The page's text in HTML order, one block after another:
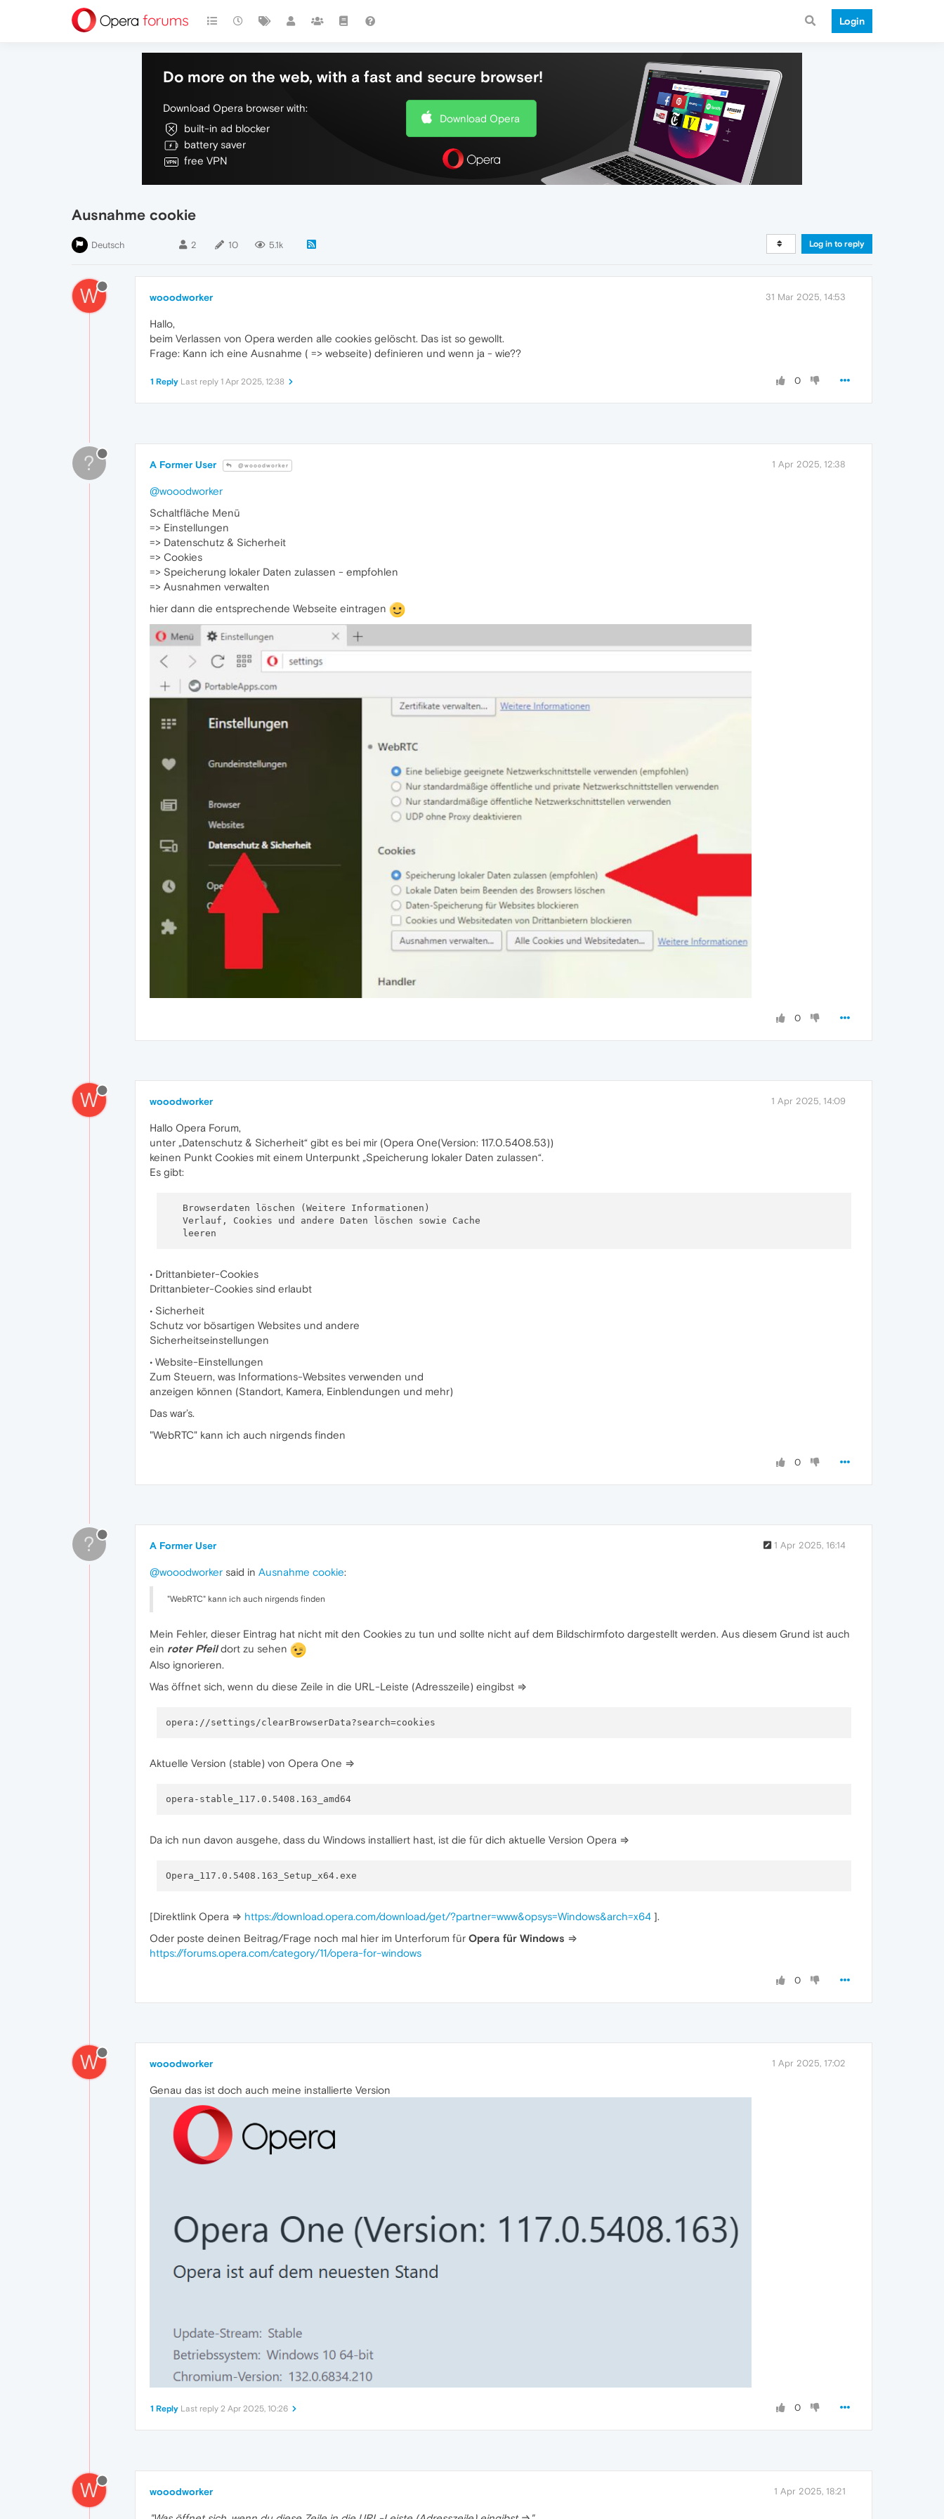
Login
Do more on the web, with a fast and secure browser!
Download Opera browser with:
built-in ad blocker
battery saver
free VPN
Download Opera
Ausnahme cookie
Deutsch 2 10 5.1k Log in to reply
W wooodworker 31 Mar 2025, 14:53
Hallo,
beim Verlassen von Opera werden alle cookies gelöscht. Das ist so gewollt.
Frage: Kann ich eine Ausnahme ( => webseite) definieren und wenn ja - wie??
0
1 Reply Last reply 1 Apr 2025, 12:38
? A Former User @wooodworker 1 Apr 2025, 12:38
@wooodworker
Schaltfläche Menü
=> Einstellungen
=> Datenschutz & Sicherheit
=> Cookies
=> Speicherung lokaler Daten zulassen - empfohlen
=> Ausnahmen verwalten
hier dann die entsprechende Webseite eintragen
0
W wooodworker 1 Apr 2025, 14:09
Hallo Opera Forum,
unter „Datenschutz & Sicherheit“ gibt es bei mir (Opera One(Version: 117.0.5408.53))
keinen Punkt Cookies mit einem Unterpunkt „Speicherung lokaler Daten zulassen“.
Es gibt:
   Browserdaten löschen (Weitere Informationen)
   Verlauf, Cookies und andere Daten löschen sowie Cache
• Drittanbieter-Cookies
Drittanbieter-Cookies sind erlaubt
• Sicherheit
Schutz vor bösartigen Websites und andere
Sicherheitseinstellungen
• Website-Einstellungen
Zum Steuern, was Informations-Websites verwenden und
anzeigen können (Standort, Kamera, Einblendungen und mehr)
Das war’s.
"WebRTC" kann ich auch nirgends finden
0
? A Former User 1 Apr 2025, 16:14
@wooodworker said in Ausnahme cookie:
"WebRTC" kann ich auch nirgends finden
Mein Fehler, dieser Eintrag hat nicht mit den Cookies zu tun und sollte nicht auf dem Bildschirmfoto dargestellt werden. Aus diesem Grund ist auch
ein roter Pfeildort zu sehen
Also ignorieren.
Was öffnet sich, wenn du diese Zeile in die URL-Leiste (Adresszeile) eingibst ⇒
Aktuelle Version (stable) von Opera One ⇒
opera-stable_117.0.5408.163_amd64
Da ich nun davon ausgehe, dass du Windows installiert hast, ist die für dich aktuelle Version Opera ⇒
[Direktlink Opera ⇒ https://download.opera.com/download/get/?partner=www&opsys=Windows&arch=x64 ].
Oder poste deinen Beitrag/Frage noch mal hier im Unterforum für Opera für Windows ⇒
https://forums.opera.com/category/11/opera-for-windows
0
W wooodworker 1 Apr 2025, 17:02
Genau das ist doch auch meine installierte Version
0
1 Reply Last reply 2 Apr 2025, 10:26
W wooodworker 1 Apr 2025, 18:21